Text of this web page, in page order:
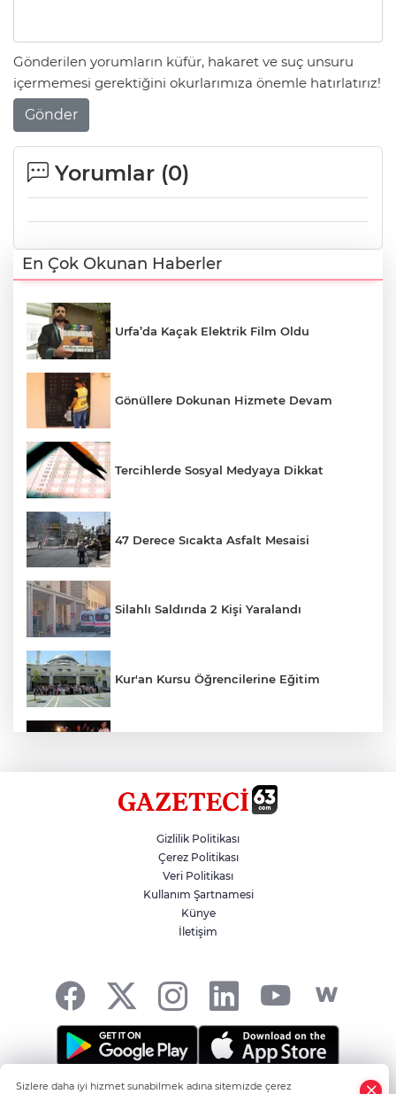
Gönderilen yorumların küfür, hakaret ve suç unsuru
içermemesi gerektiğini okurlarımıza önemle hatırlatırız!
Gönder
Yorumlar (0)
En Çok Okunan Haberler
Urfa’da Kaçak Elektrik Film Oldu
Gönüllere Dokunan Hizmete Devam
Tercihlerde Sosyal Medyaya Dikkat
47 Derece Sıcakta Asfalt Mesaisi
Silahlı Saldırıda 2 Kişi Yaralandı
Kur'an Kursu Öğrencilerine Eğitim
Siverek’te Mahmut Gülel Dönemi
Filistin Konvoyuna Coşkulu Karşılama
Gizlilik Politikası
Çerez Politikası
Veri Politikası
Kullanım Şartnamesi
Künye
İletişim
Sizlere daha iyi hizmet sunabilmek adına sitemizde çerez